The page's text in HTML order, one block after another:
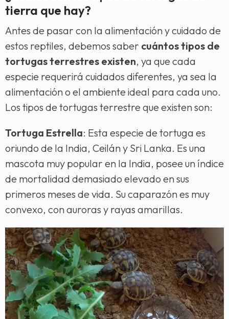
tierra que hay?
Antes de pasar con la alimentación y cuidado de
estos reptiles, debemos saber cuántos tipos de
tortugas terrestres existen, ya que cada
especie requerirá cuidados diferentes, ya sea la
alimentación o el ambiente ideal para cada uno.
Los tipos de tortugas terrestre que existen son:
Tortuga Estrella: Esta especie de tortuga es
oriundo de la India, Ceilán y Sri Lanka. Es una
mascota muy popular en la India, posee un índice
de mortalidad demasiado elevado en sus
primeros meses de vida. Su caparazón es muy
convexo, con auroras y rayas amarillas.